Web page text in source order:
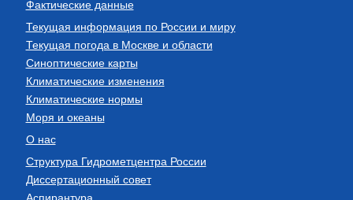
Фактические данные
Текущая информация по России и миру
Текущая погода в Москве и области
Синоптические карты
Климатические изменения
Климатические нормы
Моря и океаны
О нас
Структура Гидрометцентра России
Диссертационный совет